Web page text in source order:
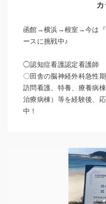
函館→横浜→根室→今は『
ースに挑戦中♪
◯認知症看護認定看護師
〇田舎の脳神経外科急性
訪問看護、特養、療養病
治療病棟）等を経験後、
中！